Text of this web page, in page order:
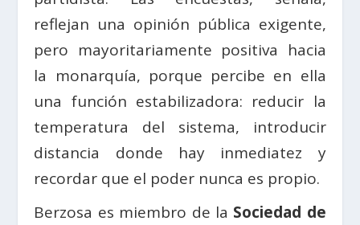
reflejan una opinión pública exigente,
pero mayoritariamente positiva hacia
la monarquía, porque percibe en ella
una función estabilizadora: reducir la
temperatura del sistema, introducir
distancia donde hay inmediatez y
recordar que el poder nunca es propio.
Berzosa es miembro de la Sociedad de